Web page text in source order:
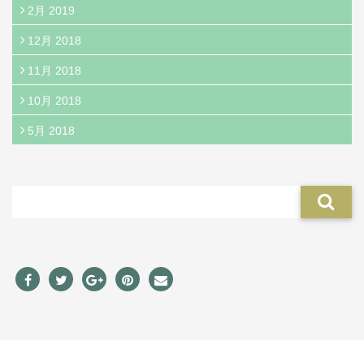
2月 2019
12月 2018
11月 2018
10月 2018
5月 2018